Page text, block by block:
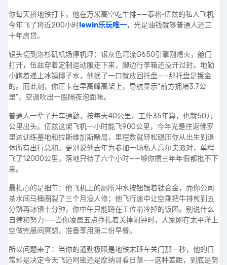
你每天挤地铁打卡，他在万米高空吃牛排——泰格·伍兹的私人飞机
今年飞了将近200小时 lewin乐玩唯一，光是油钱就够普通人还三
十年房贷。
镜头切到洛杉矶机场停机坪：银灰色湾流G650引擎刚熄火，舱门
打开，伍兹穿着定制运动服走下来，脚边行李箱还没开过封。地勤
小跑着递上冰镇椰子水，他抿了一口就放回托盘——那托盘是镀金
的。而此刻，你正卡在早高峰高架上，导航显示“前方拥堵3.7公
里”，空调吹出一股隔夜泡面味。
普通人一辈子开车通勤，按每天40公里、工作35年算，也就50万
公里出头。伍兹这架飞机一小时能飞900公里，今年光是往返佛罗
里达训练基地和拉斯维加斯赌局，里程数就轻松碾压你从出生到退
休所有出行总和。更别说他去年为参加一场私人高尔夫派对，单程
飞了12000公里，落地只待了六个小时——够你攒三年年假都批不下
来。
最扎心的是细节：他飞机上的厕所冲水按钮镶着钛合金，而你公司
茶水间马桶圈裂了三个月没人修；他飞行途中让空乘把牛排煎到五
分熟再冰镇十分钟，你中午只能蹲在工位啃冷掉的饭团。别说什么
自律和努力——当你凌晨五点挣扎着关掉闹钟时，人家刚在太平洋上
空做完晨间冥想，准备享用第二份早餐。
所以问题来了：当你的通勤极限是地铁末班车关门那一秒，他的日
常却是决定今天飞迈阿密还是摩纳哥看日落——这种差距，到底是努